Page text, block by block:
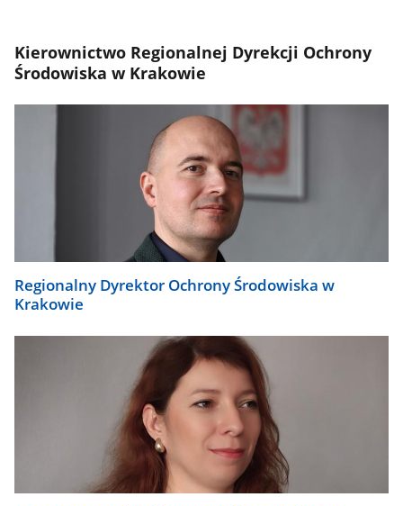
Kierownictwo Regionalnej Dyrekcji Ochrony
Środowiska w Krakowie
Regionalny Dyrektor Ochrony Środowiska w
Krakowie